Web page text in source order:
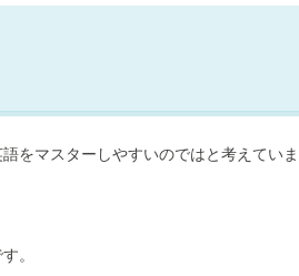
をマスターしやすいのではと考えていま
。